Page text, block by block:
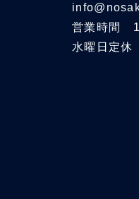
営業時間
水曜日定休